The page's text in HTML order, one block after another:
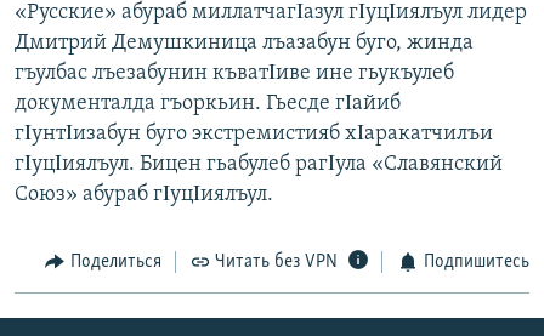
Все сайты РСЕ/РС
«Русские» абураб миллатчагΙазул гΙуцΙиялъул лидер
Дмитрий Демушкиница лъазабун буго, жинда
гъулбас лъезабунин къватΙиве ине гьукъулеб
документалда гъоркьин. Гьесде гΙайиб
гΙунтΙизабун буго экстремистияб хΙаракатчилъи
гΙуцΙиялъул. Бицен гьабулеб рагΙула «Славянский
Союз» абураб гΙуцΙиялъул.
Поделиться Читать без VPN Подпишитесь